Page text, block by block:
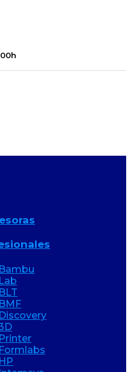
Bambu
Lab
BLT
BMF
Discovery
Printer
Formlabs
HP